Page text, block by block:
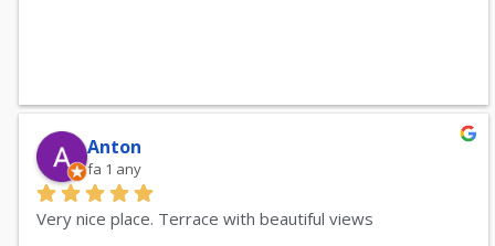
Anton
fa 1 any
Very nice place. Terrace with beautiful views